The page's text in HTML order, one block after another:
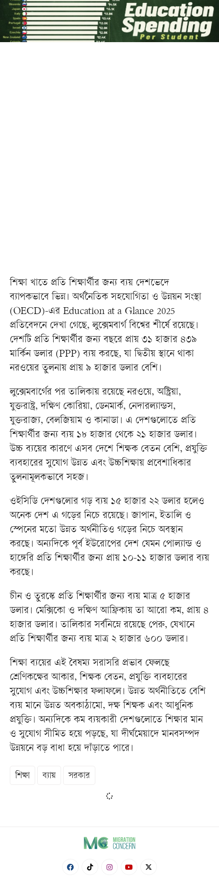
শিক্ষা খাতে প্রতি শিক্ষার্থীর জন্য ব্যয় দেশভেদে
ব্যাপকভাবে ভিন্ন। অর্থনৈতিক সহযোগিতা ও উন্নয়ন সংস্থা
(OECD)-এর Education at a Glance 2025
প্রতিবেদনে দেখা গেছে, লুক্সেমবার্গ বিশ্বের শীর্ষে রয়েছে।
দেশটি প্রতি শিক্ষার্থীর জন্য বছরে প্রায় ৩১ হাজার ৪৩৯
মার্কিন ডলার (PPP) ব্যয় করছে, যা দ্বিতীয় স্থানে থাকা
নরওয়ের তুলনায় প্রায় ৯ হাজার ডলার বেশি।
লুক্সেমবার্গের পর তালিকায় রয়েছে নরওয়ে, অস্ট্রিয়া,
যুক্তরাষ্ট্র, দক্ষিণ কোরিয়া, ডেনমার্ক, নেদারল্যান্ডস,
যুক্তরাজ্য, বেলজিয়াম ও কানাডা। এ দেশগুলোতে প্রতি
শিক্ষার্থীর জন্য ব্যয় ১৮ হাজার থেকে ২১ হাজার ডলার।
উচ্চ ব্যয়ের কারণে এসব দেশে শিক্ষক বেতন বেশি, প্রযুক্তি
ব্যবহারের সুযোগ উন্নত এবং উচ্চশিক্ষায় প্রবেশাধিকার
তুলনামূলকভাবে সহজ।
ওইসিডি দেশগুলোর গড় ব্যয় ১৫ হাজার ২২ ডলার হলেও
অনেক দেশ এ গড়ের নিচে রয়েছে। জাপান, ইতালি ও
স্পেনের মতো উন্নত অর্থনীতিও গড়ের নিচে অবস্থান
করছে। অন্যদিকে পূর্ব ইউরোপের দেশ যেমন পোল্যান্ড ও
হাঙ্গেরি প্রতি শিক্ষার্থীর জন্য প্রায় ১০-১১ হাজার ডলার ব্যয়
করছে।
চীন ও তুরস্কে প্রতি শিক্ষার্থীর জন্য ব্যয় মাত্র ৫ হাজার
ডলার। মেক্সিকো ও দক্ষিণ আফ্রিকায় তা আরো কম, প্রায় ৪
হাজার ডলার। তালিকার সর্বনিম্নে রয়েছে পেরু, যেখানে
প্রতি শিক্ষার্থীর জন্য ব্যয় মাত্র ২ হাজার ৬০০ ডলার।
শিক্ষা ব্যয়ের এই বৈষম্য সরাসরি প্রভাব ফেলছে
শ্রেণিকক্ষের আকার, শিক্ষক বেতন, প্রযুক্তি ব্যবহারের
সুযোগ এবং উচ্চশিক্ষার ফলাফলে। উন্নত অর্থনীতিতে বেশি
ব্যয় মানে উন্নত অবকাঠামো, দক্ষ শিক্ষক এবং আধুনিক
প্রযুক্তি। অন্যদিকে কম ব্যয়কারী দেশগুলোতে শিক্ষার মান
ও সুযোগ সীমিত হয়ে পড়ছে, যা দীর্ঘমেয়াদে মানবসম্পদ
উন্নয়নে বড় বাধা হয়ে দাঁড়াতে পারে।
শিক্ষা ব্যায় সরকার